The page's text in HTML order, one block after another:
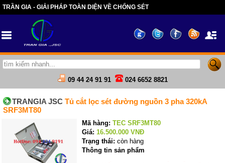
TRẦN GIA - GIẢI PHÁP TOÀN DIỆN VỀ CHỐNG SÉT
09 44 24 91 91 024 6652 8821
TRANGIA JSC Tủ cắt lọc sét đường nguồn 3 pha 320kA
SRF3MT80
Mã hàng: TEC SRF3MT80
Giá: 16.500.000 VNĐ
Trạng thái: còn hàng
Thông tin sản phẩm